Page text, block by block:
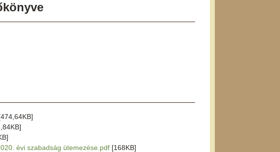
évi szabadság ütemezése.pdf [168KB]